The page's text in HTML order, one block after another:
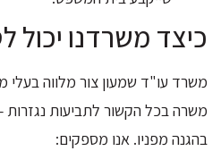
כיצד משרדנו יכול
משרד עו"ד שמעון צור מלווה בעלי
משרה בכל הקשור לתביעות נגזרות —
בהגנה מפניו. אנו מספקים: